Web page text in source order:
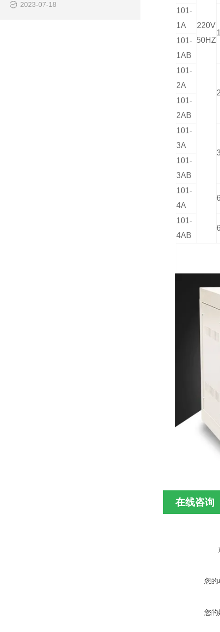
2023-07-18
220V
50HZ
101-
1A
101-
1AB
101-
2A
101-
2AB
101-
3A
101-
3AB
101-
4A
101-
4AB
在线咨询
您的
您的